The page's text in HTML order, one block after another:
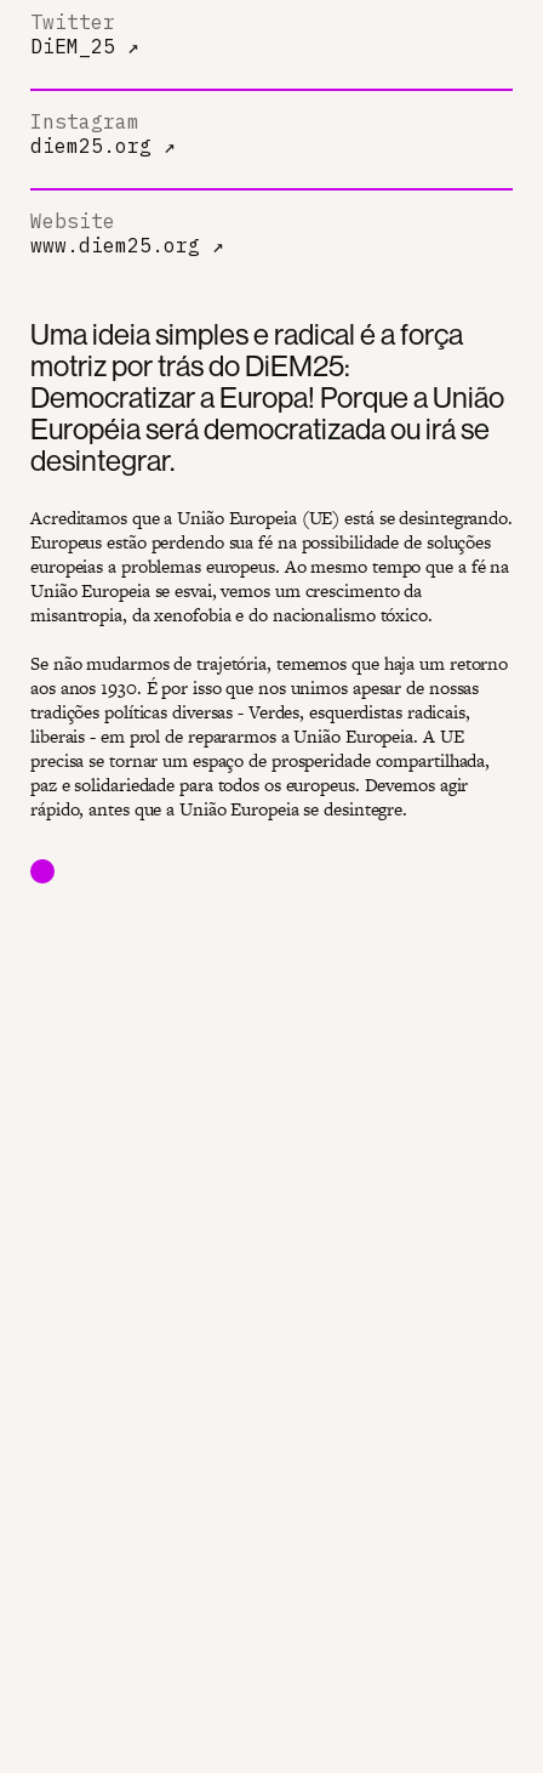
Uma ideia simples e radical é a força
motriz por trás do DiEM25:
Democratizar a Europa! Porque a União
Européia será democratizada ou irá se
desintegrar.
Acreditamos que a União Europeia (UE) está se desintegrando.
Europeus estão perdendo sua fé na possibilidade de soluções
europeias a problemas europeus. Ao mesmo tempo que a fé na
União Europeia se esvai, vemos um crescimento da
misantropia, da xenofobia e do nacionalismo tóxico.
Se não mudarmos de trajetória, tememos que haja um retorno
aos anos 1930. É por isso que nos unimos apesar de nossas
tradições políticas diversas - Verdes, esquerdistas radicais,
liberais - em prol de repararmos a União Europeia. A UE
precisa se tornar um espaço de prosperidade compartilhada,
paz e solidariedade para todos os europeus. Devemos agir
rápido, antes que a União Europeia se desintegre.
Twitter
DiEM_25 ↗
Instagram
diem25.org ↗
Website
www.diem25.org ↗